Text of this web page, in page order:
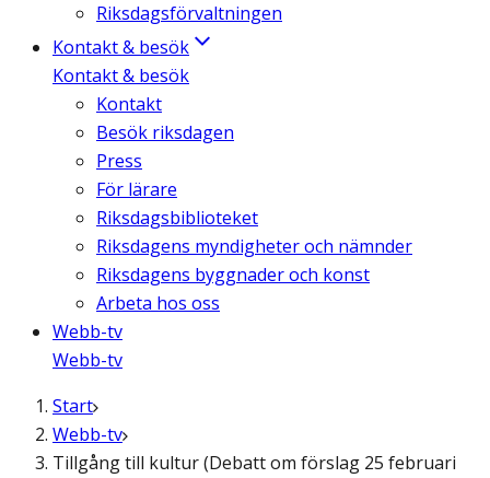
Riksdagsförvaltningen
Kontakt & besök
Kontakt & besök
Kontakt
Besök riksdagen
Press
För lärare
Riksdagsbiblioteket
Riksdagens myndigheter och nämnder
Riksdagens byggnader och konst
Arbeta hos oss
Webb-tv
Webb-tv
Start
Webb-tv
Tillgång till kultur (Debatt om förslag 25 februari